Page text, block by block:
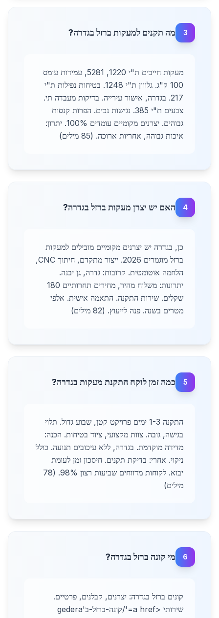
3 מה תקנים למעקות ברזל בגדרה?
מעקות חייבים ת"י 1220, 5281, עמידות עומס
100 ק"ג. גלווון ת"י 1248. בטיחות נפילות ת"י
217. בגדרה, אישור עירייה. בדיקות מעבדה תי.
צבעים ת"י 385. נגישות נכים. הפרות קנסות
גבוהים. יצרנים מקומיים עומדים 100%. יתרון:
איכות גבוהה, אחריות ארוכה. (85 מילים)
4 האם יש יצרן מעקות ברזל בגדרה?
כן, בגדרה יש יצרנים מקומיים מובילים למעקות
ברזל מוגמרים 2026. ייצור מתקדם, חיתוך CNC,
הלחמה אוטומטית. קרובות: גדרה, גן יבנה.
יתרונות: משלוח מהיר, מחירים תחרותיים 180
שקלים. שירות התקנה. התאמה אישית. אלפי
מטרים בשנה. פנה לייעוץ. (82 מילים)
5 כמה זמן לוקח התקנת מעקות בגדרה?
התקנה 1-3 ימים פרויקט קטן, שבוע גדול. תלוי
בגישה, גובה. צוות מקצועי, ציוד בטיחות. הכנה:
מדידה מוקדמת. בגדרה, ללא עיכובים תנועה. כולל
ניקוי. אחרי: בדיקת תקנים. חיסכון זמן לעומת
יבוא. לקוחות מדווחים שביעות רצון 98%. (78
מילים)
6 מי קונה ברזל בגדרה?
קונים ברזל בגדרה: יצרנים, קבלנים, פרטיים.
שירותי <a href='/קונה-ברזל-בgedera'